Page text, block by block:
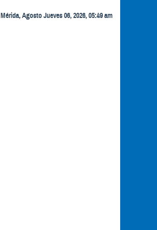
Mérida, Agosto Jueves 06, 2026, 05:49 am